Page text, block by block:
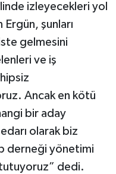
izleyecekleri yol
Ergün, şunları
gelmesini
ve iş
Ancak en kötü
bir aday
olarak biz
derneği yönetimi
dedi.